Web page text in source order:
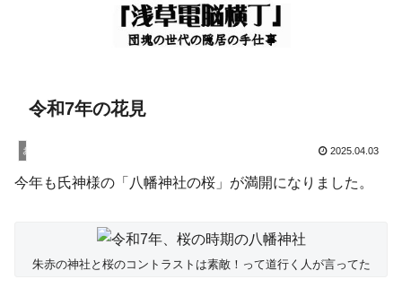
令和7年の花見
お知らせ 2025.04.03
今年も氏神様の「八幡神社の桜」が満開になりました。
朱赤の神社と桜のコントラストは素敵！って道行く人が言ってた